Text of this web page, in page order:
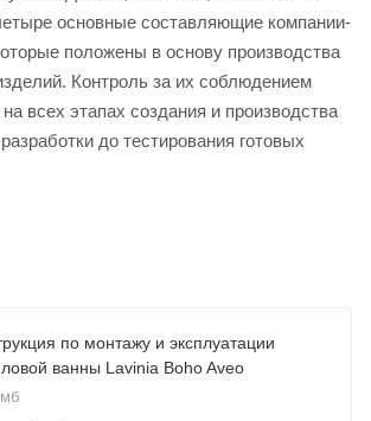
основные составляющие компании-
положены в основу производства
Контроль за их соблюдением
всех этапах создания и производства
до тестирования готовых
по монтажу и эксплуатации
ванны Lavinia Boho Aveo